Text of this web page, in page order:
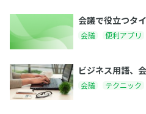
会議で役立つタ
会議 便利アプリ
ビジネス用語、
会議 テクニック